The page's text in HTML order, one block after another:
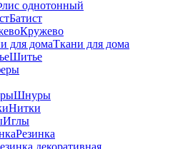
однотонный
Батист
Кружево
Ткани для дома
Шитье
Шнуры
Нитки
Иглы
Резинка
декоративная